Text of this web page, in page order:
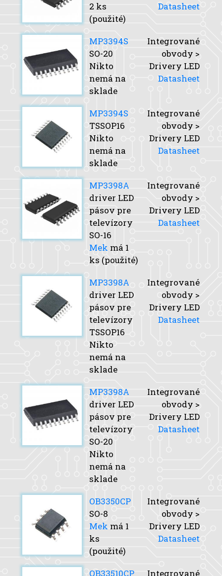
2 ks
(použité)
Datasheet
MP3394S
SO-20
Nikto
nemá na
sklade
Integrované
obvody >
Drivery LED
Datasheet
MP3394S
TSSOP16
Nikto
nemá na
sklade
Integrované
obvody >
Drivery LED
Datasheet
MP3398A
driver LED
pásov pre
televízory
SO-16
Mek má 1
ks (použité)
Integrované
obvody >
Drivery LED
Datasheet
MP3398A
driver LED
pásov pre
televízory
TSSOP16
Nikto
nemá na
sklade
Integrované
obvody >
Drivery LED
Datasheet
MP3398A
driver LED
pásov pre
televízory
SO-20
Nikto
nemá na
sklade
Integrované
obvody >
Drivery LED
Datasheet
OB3350CP
SO-8
Mek má 1
ks
(použité)
Integrované
obvody >
Drivery LED
Datasheet
OB33510CP Integrované